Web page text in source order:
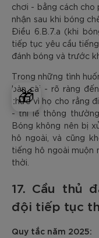
🎁
chơi - bằng cách
nhận sau khi bóng
Điều 6.B.7.a (khi
tiếp tục yêu cầu
đánh bóng và trước
Trong những tình
bàn cãi - rõ ràng
thức vì họ cho rằng
- thì lẽ thông
Bóng không nên bị
hô ngoài, và cũng
tiếng hô ngoài muộn
thời.
17. Cầu thủ
đội tiếp tục
Quy tắc năm 2025: